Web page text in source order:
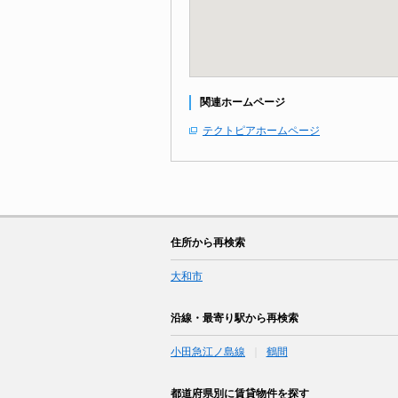
関連ホームページ
テクトピアホームページ
住所から再検索
大和市
沿線・最寄り駅から再検索
小田急江ノ島線 鶴間
都道府県別に賃貸物件を探す